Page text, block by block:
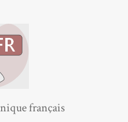
français